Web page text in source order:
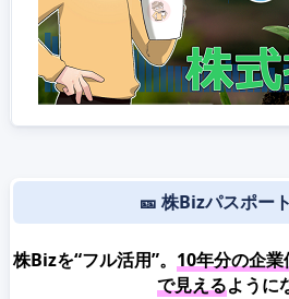
🎫 株Bizパスポー
株Bizを“フル活用”。 10年分の企
で見えるように